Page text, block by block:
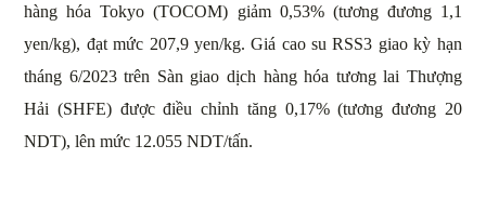
hàng hóa Tokyo (TOCOM) giảm 0,53% (tương đương 1,1
yen/kg), đạt mức 207,9 yen/kg. Giá cao su RSS3 giao kỳ hạn
tháng 6/2023 trên Sàn giao dịch hàng hóa tương lai Thượng
Hải (SHFE) được điều chỉnh tăng 0,17% (tương đương 20
NDT), lên mức 12.055 NDT/tấn.